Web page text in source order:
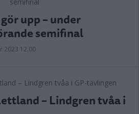
upp – under
semifinal
2023 12.00
– Lindgren tvåa i